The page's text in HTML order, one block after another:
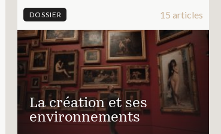
DOSSIER 15 articles
La création et ses
environnements